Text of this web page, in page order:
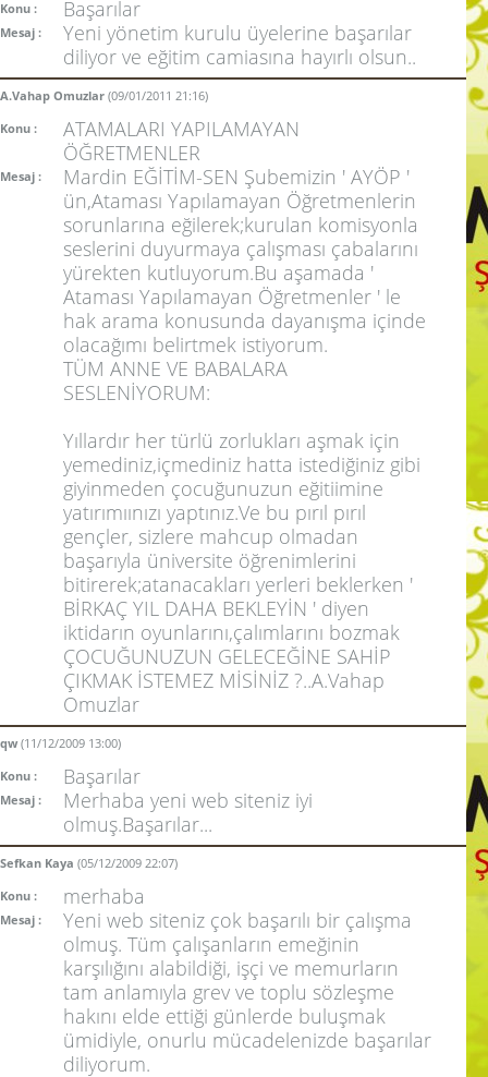
Konu :
Başarılar
Mesaj :
Yeni yönetim kurulu üyelerine başarılar
diliyor ve eğitim camiasına hayırlı olsun..
A.Vahap Omuzlar (09/01/2011 21:16)
Konu :
ATAMALARI YAPILAMAYAN
ÖĞRETMENLER
Mesaj :
Mardin EĞİTİM-SEN Şubemizin ' AYÖP '
ün,Ataması Yapılamayan Öğretmenlerin
sorunlarına eğilerek;kurulan komisyonla
seslerini duyurmaya çalışması çabalarını
yürekten kutluyorum.Bu aşamada '
Ataması Yapılamayan Öğretmenler ' le
hak arama konusunda dayanışma içinde
olacağımı belirtmek istiyorum.
TÜM ANNE VE BABALARA
SESLENİYORUM:
Yıllardır her türlü zorlukları aşmak için
yemediniz,içmediniz hatta istediğiniz gibi
giyinmeden çocuğunuzun eğitiimine
yatırımıınızı yaptınız.Ve bu pırıl pırıl
gençler, sizlere mahcup olmadan
başarıyla üniversite öğrenimlerini
bitirerek;atanacakları yerleri beklerken '
BİRKAÇ YIL DAHA BEKLEYİN ' diyen
iktidarın oyunlarını,çalımlarını bozmak
ÇOCUĞUNUZUN GELECEĞİNE SAHİP
ÇIKMAK İSTEMEZ MİSİNİZ ?..A.Vahap
Omuzlar
qw (11/12/2009 13:00)
Konu :
Başarılar
Mesaj :
Merhaba yeni web siteniz iyi
olmuş.Başarılar...
Sefkan Kaya (05/12/2009 22:07)
Konu :
merhaba
Mesaj :
Yeni web siteniz çok başarılı bir çalışma
olmuş. Tüm çalışanların emeğinin
karşılığını alabildiği, işçi ve memurların
tam anlamıyla grev ve toplu sözleşme
hakını elde ettiği günlerde buluşmak
ümidiyle, onurlu mücadelenizde başarılar
diliyorum.